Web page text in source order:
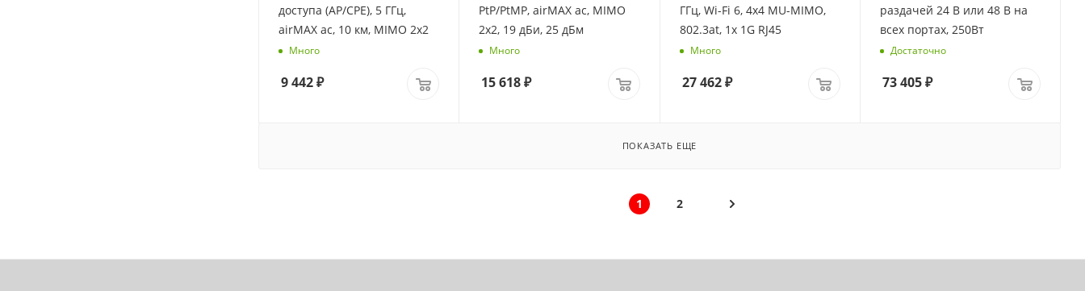
доступа (AP/CPE), 5 ГГц,
airMAX ac, 10 км, MIMO 2х2
Много
9 442₽
PtP/PtMP, airMAX ac, MIMO
2x2, 19 дБи, 25 дБм
Много
15 618₽
ГГц, Wi-Fi 6, 4х4 MU-MIMO,
802.3at, 1х 1G RJ45
Много
27 462₽
раздачей 24 В или 48 В на
всех портах, 250Вт
Достаточно
73 405₽
ПОКАЗАТЬ ЕЩЕ
1 2